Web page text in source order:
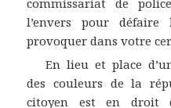
l’envers pour
provoquer dans votre
En lieu et place
des couleurs de la
citoyen est en droit